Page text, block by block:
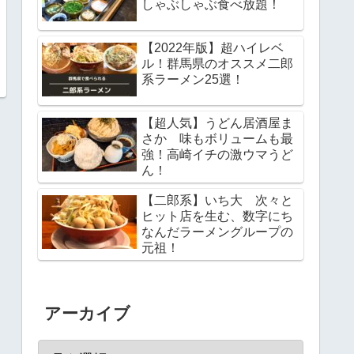
しゃぶしゃぶ食べ放題！
【2022年版】超ハイレベ
ル！群馬県のオススメ二郎
系ラーメン25選！
【超人気】うどん居酒屋ま
さか 味もボリュームも最
強！高崎イチの激ウマうど
ん！
【二郎系】いち大 次々と
ヒット店を生む、数字にち
なんだラーメングループの
元祖！
アーカイブ